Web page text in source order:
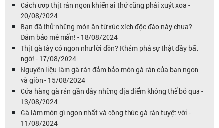
Cách ướp thịt rán ngon khiến ai thử cũng phải xuýt xoa -
20/08/2024
Bạn đã thử những món ăn từ xúc xích độc đáo này chưa?
Đảm bảo mê mẩn! - 18/08/2024
Thịt gà tây có ngon như lời đồn? Khám phá sự thật đầy bất
ngờ! - 17/08/2024
Nguyên liệu làm gà rán đảm bảo món gà rán của bạn ngon
và giòn - 15/08/2024
Cửa hàng gà rán gần đây những địa điểm không thể bỏ qua -
13/08/2024
Gà làm món gì ngon nhất và công thức gà rán tuyệt vời -
11/08/2024